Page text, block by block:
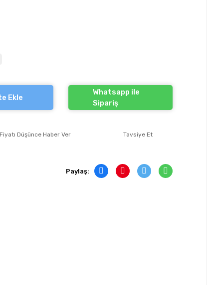
Ekle
Whatsapp ile
Sipariş
Fiyatı Düşünce Haber Ver Tavsiye Et
Paylaş: